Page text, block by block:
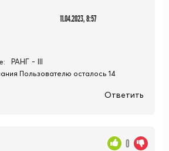
11.04.2023, 8:57
РАНГ - III
Пользователю осталось 14
Ответить
0